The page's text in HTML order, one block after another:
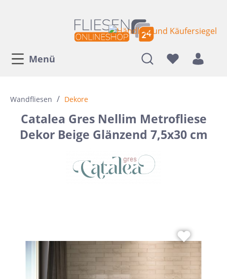
Menü
Wandfliesen / Dekore
Catalea Gres Nellim Metrofliese
Dekor Beige Glänzend 7,5x30 cm